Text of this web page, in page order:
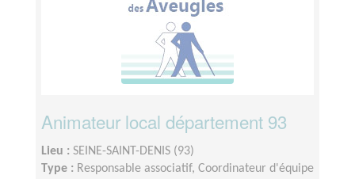
Animateur local département 93
Lieu : SEINE-SAINT-DENIS (93)
Type : Responsable associatif, Coordinateur d'équipe